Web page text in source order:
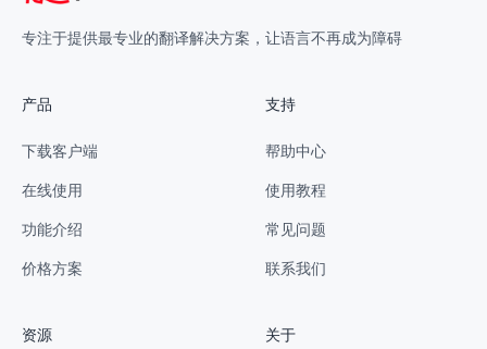
专注于提供最专业的翻译解决方案，让语言不再成为障碍
产品
下载客户端
在线使用
功能介绍
价格方案
支持
帮助中心
使用教程
常见问题
联系我们
资源 关于